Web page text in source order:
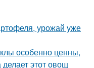
урожай уже
особенно ценны,
делает этот овощ